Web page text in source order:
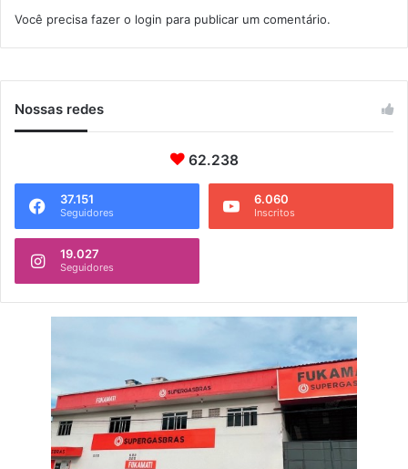
r
e
e
d
R
Você precisa fazer o login para publicar um comentário.
Nossas redes
62.238
37.151
Seguidores
6.060
Inscritos
19.027
Seguidores